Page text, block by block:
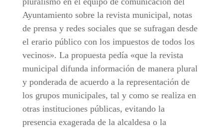
Ayuntamiento sobre la revista municipal, notas
de prensa y redes sociales que se sufragan desde
el erario público con los impuestos de todos los
vecinos». La propuesta pedía «que la revista
municipal difunda información de manera plural
y ponderada de acuerdo a la representación de
los grupos municipales, tal y como se realiza en
otras instituciones públicas, evitando la
presencia exagerada de la alcaldesa o la